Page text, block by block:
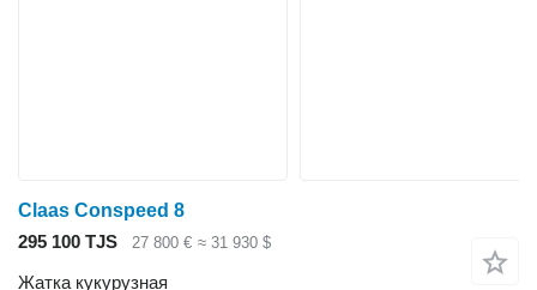
Claas Conspeed 8
295 100 TJS
27 800 € ≈ 31 930 $
Жатка кукурузная